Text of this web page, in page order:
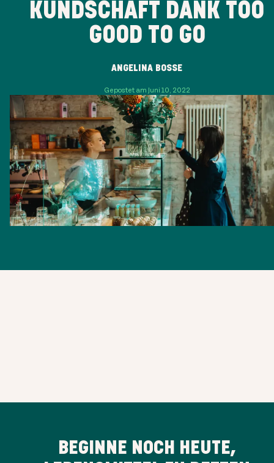
KUNDSCHAFT DANK TOO
GOOD TO GO
ANGELINA BOSSE
Gepostet am Juni 10, 2022
BEGINNE NOCH HEUTE,